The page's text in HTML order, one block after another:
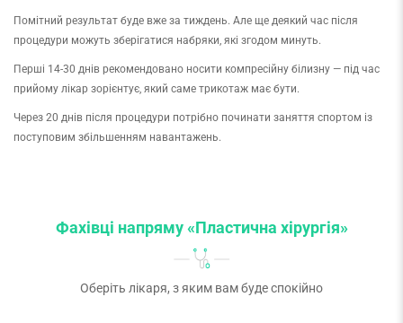
Помітний результат буде вже за тиждень. Але ще деякий час після
процедури можуть зберігатися набряки, які згодом минуть.
Перші 14-30 днів рекомендовано носити компресійну білизну — під час
прийому лікар зорієнтує, який саме трикотаж має бути.
Через 20 днів після процедури потрібно починати заняття спортом із
поступовим збільшенням навантажень.
Фахівці напряму «Пластична хірургія»
Оберіть лікаря, з яким вам буде спокійно